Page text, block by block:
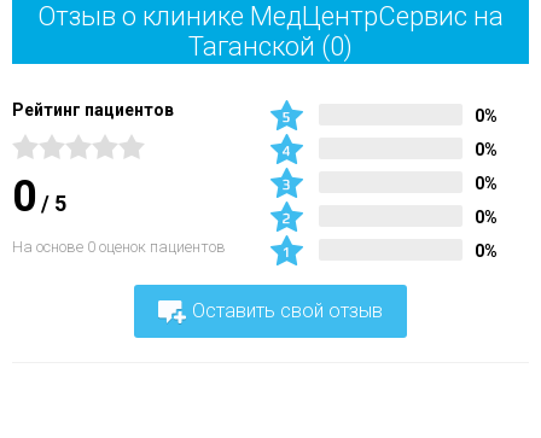
Отзыв о клинике МедЦентрСервис на
Таганской (0)
Рейтинг пациентов
0 / 5
На основе 0 оценок пациентов
0%
0%
0%
0%
0%
Оставить свой отзыв